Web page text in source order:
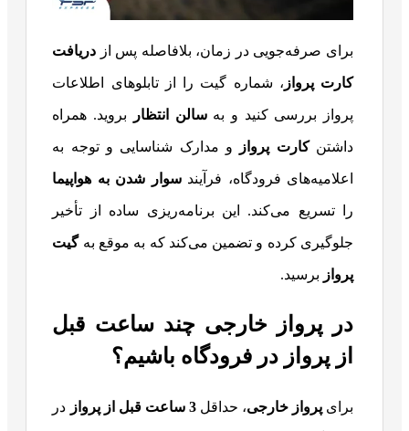
برای صرفه‌جویی در زمان، بلافاصله پس از دریافت
کارت پرواز ، شماره گیت را از تابلوهای اطلاعات
پرواز بررسی کنید و بهسالن انتظار بروید. همراه
داشتنکارت پرواز و مدارک شناسایی و توجه به
اعلامیه‌های فرودگاه، فرآیندسوار شدن به هواپیما
را تسریع می‌کند. این برنامه‌ریزی ساده از تأخیر
جلوگیری کرده و تضمین می‌کند که به موقع بهگیت
پرواز برسید.
در پرواز خارجی چند ساعت قبل
از پرواز در فرودگاه باشیم؟
برایپرواز خارجی، حداقل3 ساعت قبل از پرواز در